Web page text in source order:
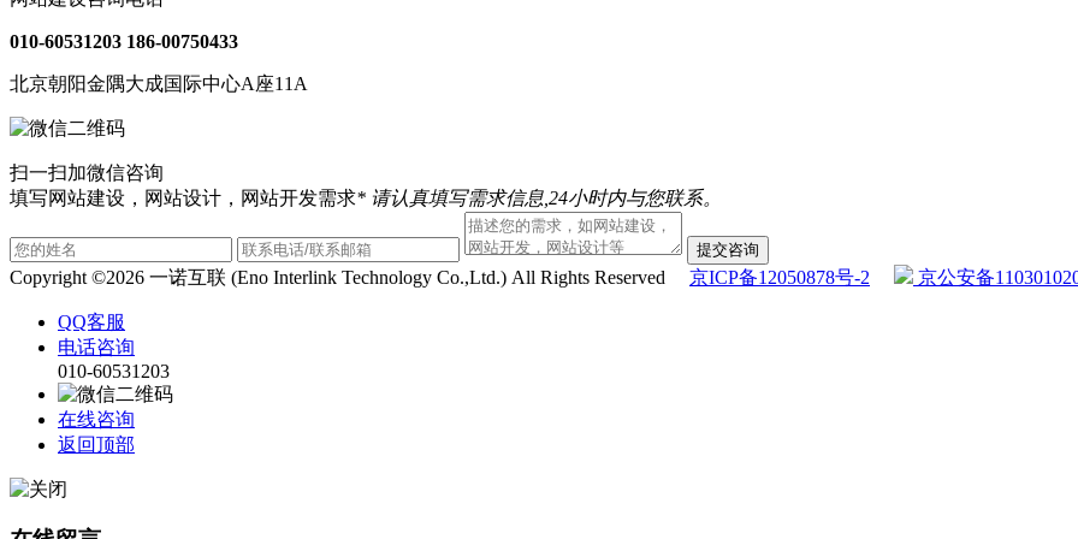
010-60531203 186-00750433
北京朝阳金隅大成国际中心A座11A
扫一扫加微信咨询
填写网站建设，网站设计，网站开发需求* 请认真填写需求信息,24小时内与您联系。
提交咨询
Copyright ©2026 一诺互联 (Eno Interlink Technology Co.,Ltd.) All Rights Reserved 京ICP备12050878号-2 京公安备
QQ客服
电话咨询
010-60531203
在线咨询
返回顶部